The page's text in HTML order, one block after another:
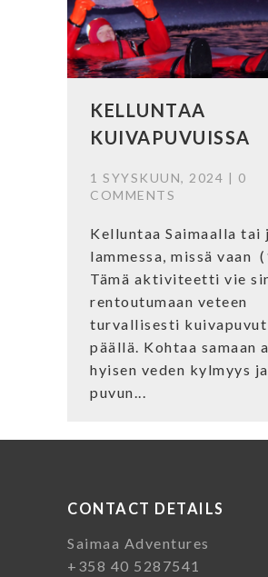
KELLUNTAA
KUIVAPUVUISSA
1 SYYSKUUN, 2024 | 0
COMMENTS
Kelluntaa Saimaalla tai
lammessa, missä vaan
Tämä aktiviteetti vie
rentoutumaan veteen
turvallisesti kuivapuvut
päällä. Kohtaa samaan
hyisen veden kylmyys ja
puvun...
CONTACT DETAILS
Saimaa Adventures
+358 40 5287541